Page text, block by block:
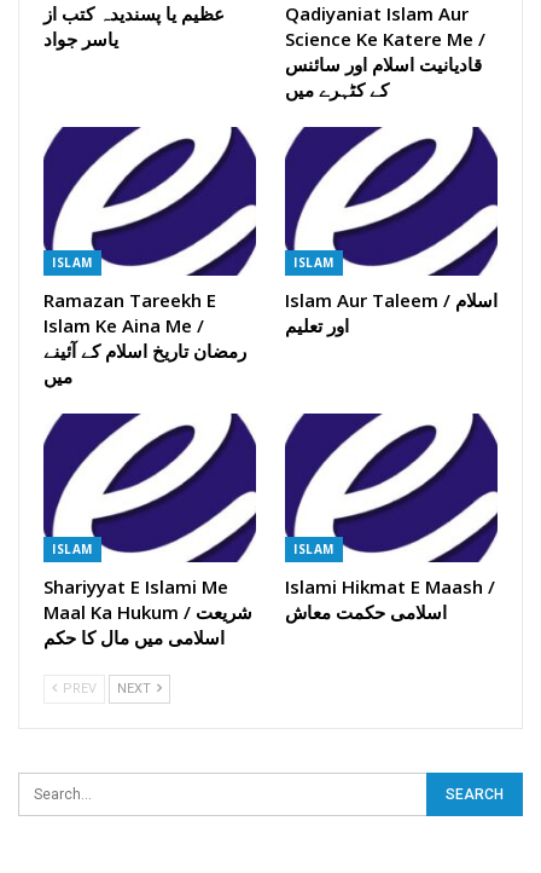
عظیم یا پسندیدہ کتب از
یاسر جواد
Qadiyaniat Islam Aur
Science Ke Katere Me /
قادیانیت اسلام اور سائنس
کے کٹہرے میں
ISLAM
Ramazan Tareekh E
Islam Ke Aina Me /
رمضان تاریخ اسلام کے آئینے
میں
ISLAM
Islam Aur Taleem / اسلام
اور تعلیم
ISLAM
Shariyyat E Islami Me
Maal Ka Hukum / شریعت
اسلامی میں مال کا حکم
ISLAM
Islami Hikmat E Maash /
اسلامی حکمت معاش
PREV NEXT